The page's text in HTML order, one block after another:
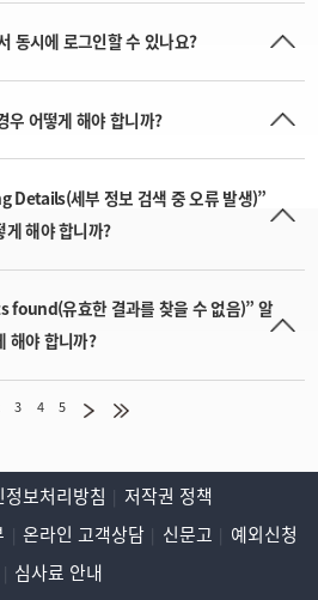
동시에 로그인할 수 있나요?
우 어떻게 해야 합니까?
Details(세부 정보 검색 중 오류 발생)”
게 해야 합니까?
유효한 결과를 찾을 수 없음)” 알
해야 합니까?
3 4 5
정보처리방침
저작권 정책
온라인 고객상담 신문고
예외신청
심사료 안내